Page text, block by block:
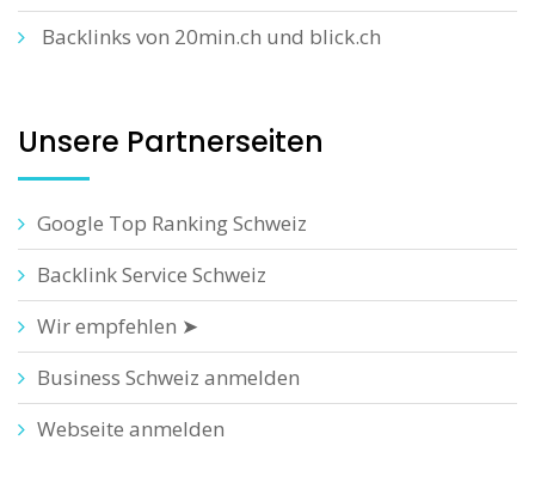
Backlinks von 20min.ch und blick.ch
Unsere Partnerseiten
Google Top Ranking Schweiz
Backlink Service Schweiz
Wir empfehlen ➤
Business Schweiz anmelden
Webseite anmelden